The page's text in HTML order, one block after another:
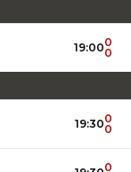
19:000
0
19:300
0
0